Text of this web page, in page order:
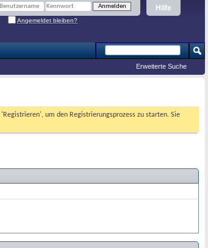
Hilfe
Angemeldet bleiben?
Erweiterte Suche
um den Registrierungsprozess zu starten. Sie